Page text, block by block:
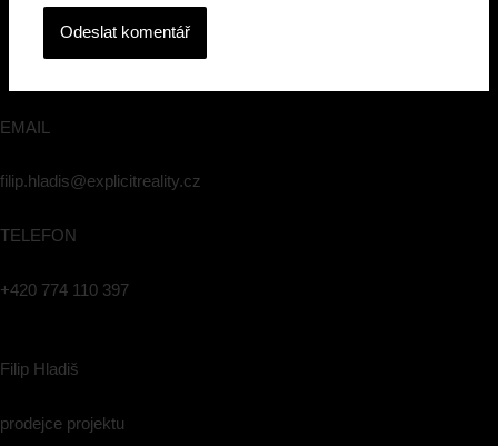
EMAIL
filip.hladis@explicitreality.cz
TELEFON
+420 774 110 397
Filip Hladiš
prodejce projektu